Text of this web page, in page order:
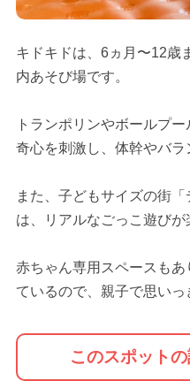
キドキドは、6ヵ月〜12歳
内あそび場です。
トランポリンやボールプ
奇心を刺激し、体幹やバラ
また、子どもサイズの街
は、リアルなごっこ遊びが
赤ちゃん専用スペースも
ているので、親子で思いっ
このスポット